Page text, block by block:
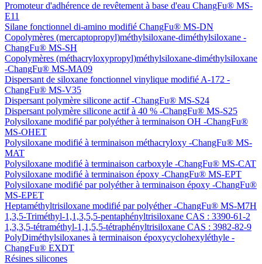
Promoteur d'adhérence de revêtement à base d'eau ChangFu® MS-
E11
Silane fonctionnel di-amino modifié ChangFu® MS-DN
Copolymères (mercaptopropyl)méthylsiloxane-diméthylsiloxane -
ChangFu® MS-SH
Copolymères (méthacryloxypropyl)méthylsiloxane-diméthylsiloxane
-ChangFu® MS-MA09
Dispersant de siloxane fonctionnel vinylique modifié A-172 -
ChangFu® MS-V35
Dispersant polymère silicone actif -ChangFu® MS-S24
Dispersant polymère silicone actif à 40 % -ChangFu® MS-S25
Polysiloxane modifié par polyéther à terminaison OH -ChangFu®
MS-OHET
Polysiloxane modifié à terminaison méthacryloxy -ChangFu® MS-
MAT
Polysiloxane modifié à terminaison carboxyle -ChangFu® MS-CAT
Polysiloxane modifié à terminaison époxy -ChangFu® MS-EPT
Polysiloxane modifié par polyéther à terminaison époxy -ChangFu®
MS-EPET
Heptaméthyltrisiloxane modifié par polyéther -ChangFu® MS-M7H
1,3,5-Triméthyl-1,1,3,5,5-pentaphényltrisiloxane CAS : 3390-61-2
1,3,3,5-tétraméthyl-1,1,5,5-tétraphényltrisiloxane CAS : 3982-82-9
PolyDiméthylsiloxanes à terminaison époxycyclohexyléthyle -
ChangFu® EXDT
Résines silicones